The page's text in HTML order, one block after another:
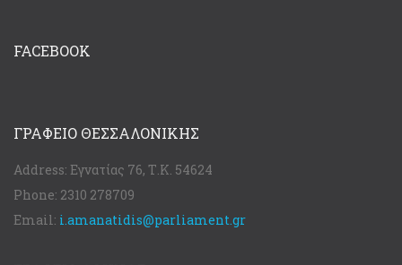
FACEBOOK
ΓΡΑΦΕΊΟ ΘΕΣΣΑΛΟΝΊΚΗΣ
Address: Εγνατίας 76, Τ.Κ. 54624
Phone: 2310 278709
Email: i.amanatidis@parliament.gr